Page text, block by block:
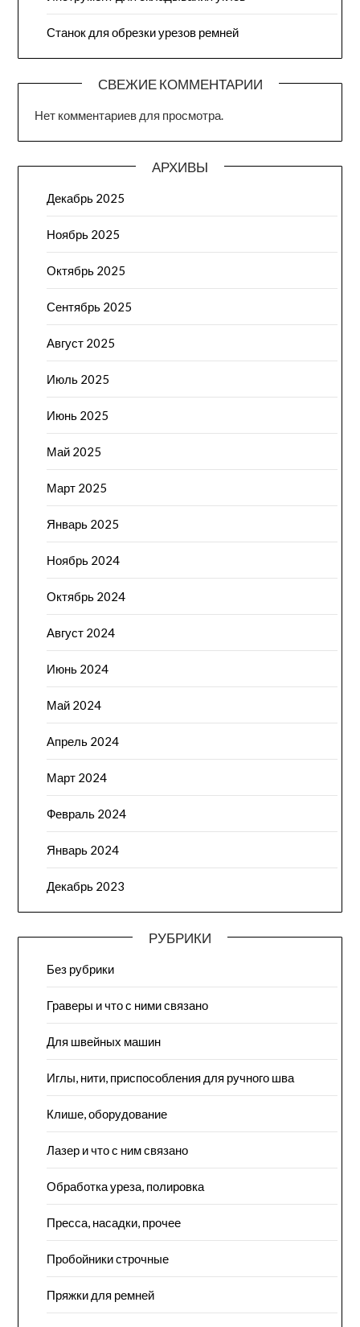
Станок для обрезки урезов ремней
СВЕЖИЕ КОММЕНТАРИИ
Нет комментариев для просмотра.
АРХИВЫ
Декабрь 2025
Ноябрь 2025
Октябрь 2025
Сентябрь 2025
Август 2025
Июль 2025
Июнь 2025
Май 2025
Март 2025
Январь 2025
Ноябрь 2024
Октябрь 2024
Август 2024
Июнь 2024
Май 2024
Апрель 2024
Март 2024
Февраль 2024
Январь 2024
Декабрь 2023
РУБРИКИ
Без рубрики
Граверы и что с ними связано
Для швейных машин
Иглы, нити, приспособления для ручного шва
Клише, оборудование
Лазер и что с ним связано
Обработка уреза, полировка
Пресса, насадки, прочее
Пробойники строчные
Пряжки для ремней